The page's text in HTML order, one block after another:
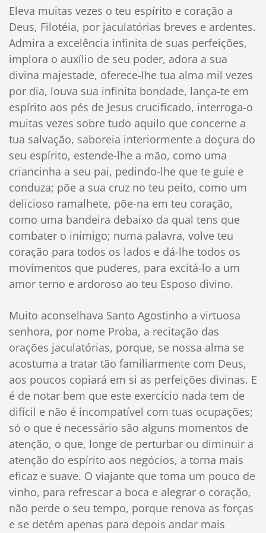
Eleva muitas vezes o teu espírito e coração a
Deus, Filotéia, por jaculatórias breves e ardentes.
Admira a excelência infinita de suas perfeições,
implora o auxílio de seu poder, adora a sua
divina majestade, oferece-lhe tua alma mil vezes
por dia, louva sua infinita bondade, lança-te em
espírito aos pés de Jesus crucificado, interroga-o
muitas vezes sobre tudo aquilo que concerne a
tua salvação, saboreia interiormente a doçura do
seu espírito, estende-lhe a mão, como uma
criancinha a seu pai, pedindo-lhe que te guie e
conduza; põe a sua cruz no teu peito, como um
delicioso ramalhete, põe-na em teu coração,
como uma bandeira debaixo da qual tens que
combater o inimigo; numa palavra, volve teu
coração para todos os lados e dá-lhe todos os
movimentos que puderes, para excitá-lo a um
amor terno e ardoroso ao teu Esposo divino.
Muito aconselhava Santo Agostinho a virtuosa
senhora, por nome Proba, a recitação das
orações jaculatórias, porque, se nossa alma se
acostuma a tratar tão familiarmente com Deus,
aos poucos copiará em si as perfeições divinas. E
é de notar bem que este exercício nada tem de
difícil e não é incompatível com tuas ocupações;
só o que é necessário são alguns momentos de
atenção, o que, longe de perturbar ou diminuir a
atenção do espírito aos negócios, a torna mais
eficaz e suave. O viajante que toma um pouco de
vinho, para refrescar a boca e alegrar o coração,
não perde o seu tempo, porque renova as forças
e se detém apenas para depois andar mais